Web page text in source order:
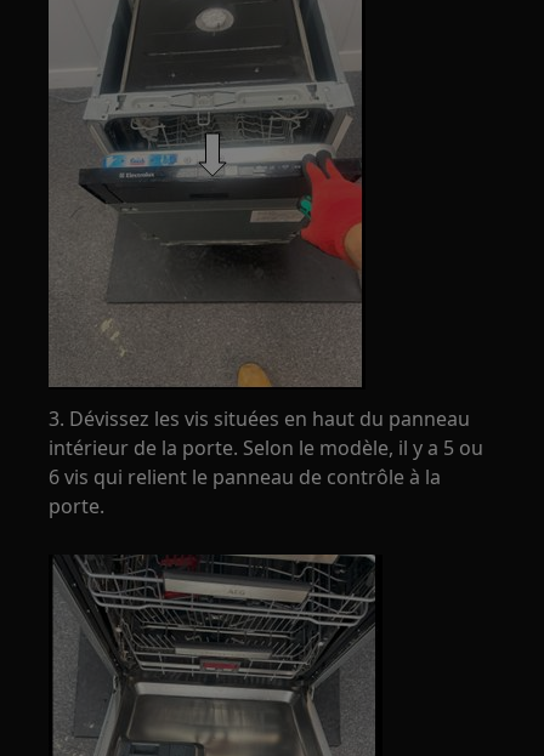
3. Dévissez les vis situées en haut du panneau
intérieur de la porte. Selon le modèle, il y a 5 ou
6 vis qui relient le panneau de contrôle à la
porte.